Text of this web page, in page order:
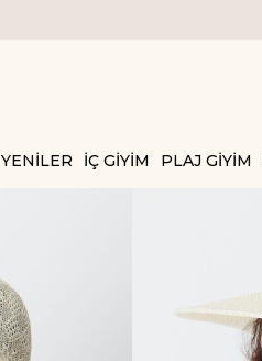
YENİLER İÇ GİYİM PLAJ GİYİM